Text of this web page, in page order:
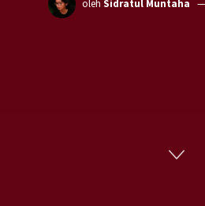
oleh Sidratul Muntaha